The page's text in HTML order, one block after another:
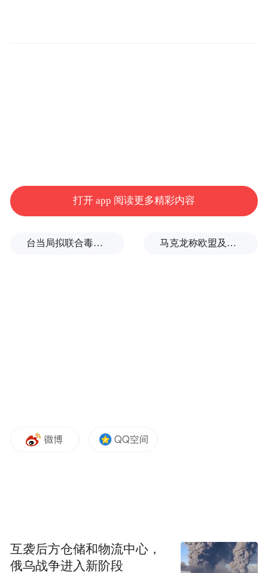
打开 app 阅读更多精彩内容
台当局拟联合毒油企业放宽致癌物标准，蒋万安：非常离谱 马克龙称欧盟及其伙伴将继续加大对俄施压，扎哈罗娃发声
互袭后方仓储和物流中心，
俄乌战争进入新阶段